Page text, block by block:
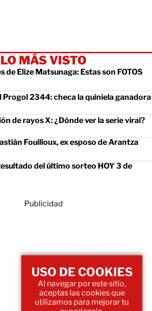
LO MÁS VISTO
de Elize Matsunaga: Estas son FOTOS
Progol 2344: checa la quiniela ganadora
de rayos X: ¿Dónde ver la serie viral?
Fouilloux, ex esposo de Arantza
del último sorteo HOY 3 de
Publicidad
USO DE COOKIES
Al navegar por este sitio,
aceptas las cookies que
utilizamos para mejorar tu